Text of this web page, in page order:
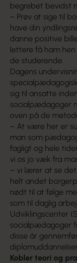
begrebet bevidst
– Prøv at sige til
have din
danne positive
lettere få ham
de studerende.
Dagens
sig til ansatte
socialpædagoger
oven på de
– At være her er
man som
fagligt og hele
vi os jo væk fra
– vi lærer at se
helt andet
nødt til at følge
som til daglig
Udviklingscenter
socialpædagoger
disse år
Kobler teori og